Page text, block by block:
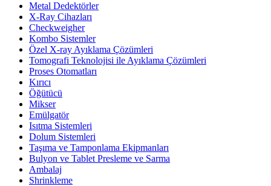
Metal Dedektörler
X-Ray Cihazları
Checkweigher
Kombo Sistemler
Özel X-ray Ayıklama Çözümleri
Tomografi Teknolojisi ile Ayıklama Çözümleri
Proses Otomatları
Kırıcı
Öğütücü
Mikser
Emülgatör
Isıtma Sistemleri
Dolum Sistemleri
Taşıma ve Tamponlama Ekipmanları
Bulyon ve Tablet Presleme ve Sarma
Ambalaj
Shrinkleme